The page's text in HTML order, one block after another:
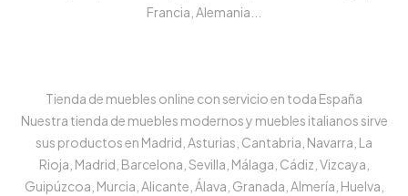
Francia, Alemania...
Tienda de muebles online con servicio en toda España
Nuestra tienda de muebles modernos y muebles italianos sirve
sus productos en Madrid, Asturias, Cantabria, Navarra, La
Rioja, Madrid, Barcelona, Sevilla, Málaga, Cádiz, Vizcaya,
Guipúzcoa, Murcia, Alicante, Álava, Granada, Almería, Huelva,